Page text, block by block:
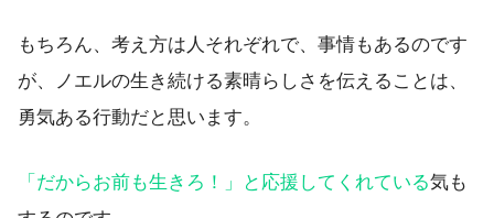
もちろん、考え方は人それぞれで、事情もあるのです
が、ノエルの生き続ける素晴らしさを伝えることは、
勇気ある行動だと思います。
「だからお前も生きろ！」と応援してくれている気も